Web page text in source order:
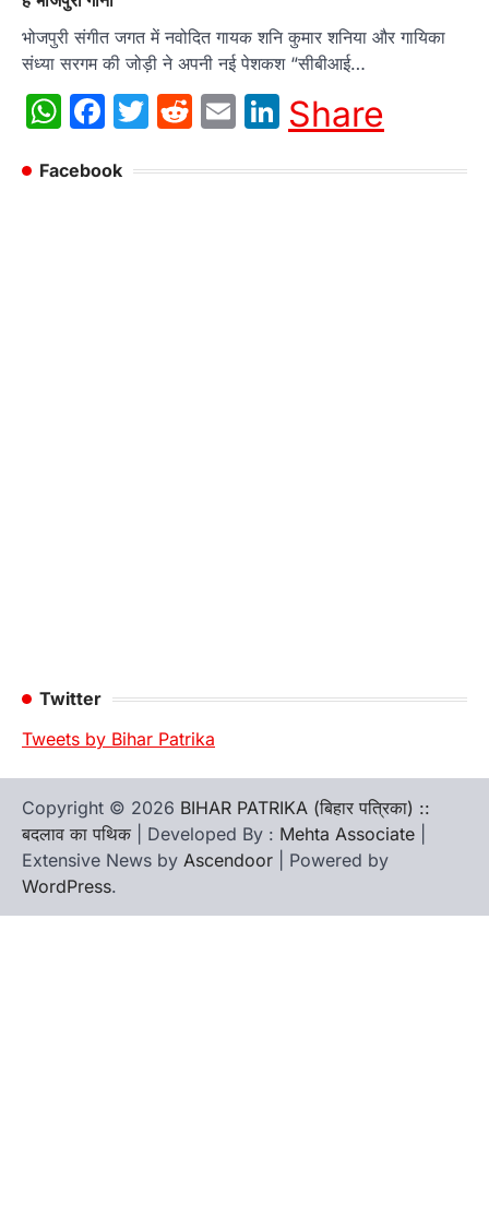
भोजपुरी संगीत जगत में नवोदित गायक शनि कुमार शनिया और गायिका
संध्या सरगम की जोड़ी ने अपनी नई पेशकश “सीबीआई…
WhatsApp
Facebook
Twitter
Reddit
EmailLinkedIn
Share
Facebook
Twitter
Tweets by Bihar Patrika
Copyright © 2026 BIHAR PATRIKA (बिहार पत्रिका) ::
बदलाव का पथिक | Developed By : Mehta Associate
Extensive News by Ascendoor | Powered by
WordPress.